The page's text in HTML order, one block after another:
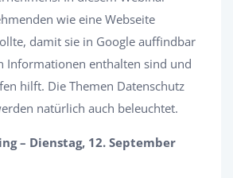
wie eine Webseite
damit sie in Google auffindbar
Informationen enthalten sind und
hilft. Die Themen Datenschutz
natürlich auch beleuchtet.
– Dienstag, 12. September